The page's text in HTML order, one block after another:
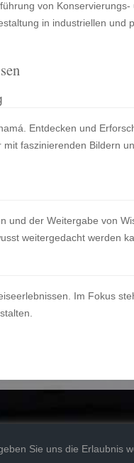
von Konservierungs-
in industriellen und
Entdecken und
faszinierenden Bildern
und der Weitergabe von
weitergedacht werden
Im Fokus
Sie uns die Erlaubnis